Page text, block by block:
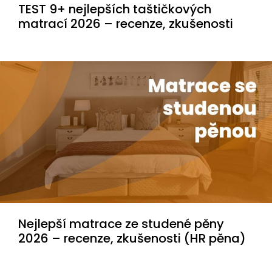
TEST 9+ nejlepších taštičkových
matrací 2026 – recenze, zkušenosti
Nejlepší matrace ze studené pěny
2026 – recenze, zkušenosti (HR pěna)